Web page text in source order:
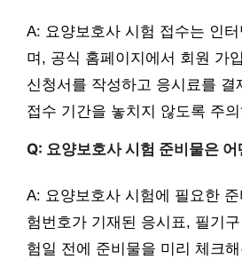
A: 요양보호사 시험 접수는 인
며, 공식 홈페이지에서 회원 가
신청서를 작성하고 응시료를 결
접수 기간을 놓치지 않도록 주
Q: 요양보호사 시험 준비물은
A: 요양보호사 시험에 필요한
험번호가 기재된 응시표, 필기
험일 전에 준비물을 미리 체크